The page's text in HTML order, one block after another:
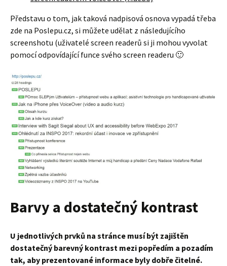
Představu o tom, jak taková nadpisová osnova vypadá třeba
zde na Poslepu.cz, si můžete udělat z následujícího
screenshotu (uživatelé screen readerů si ji mohou vyvolat
pomocí odpovídající funce svého screen readeru 🙂
Barvy a dostatečný kontrast
U jednotlivých prvků na stránce musí být zajištěn
dostatečný barevný kontrast mezi popředím a pozadím
tak, aby prezentované informace byly dobře čitelné.